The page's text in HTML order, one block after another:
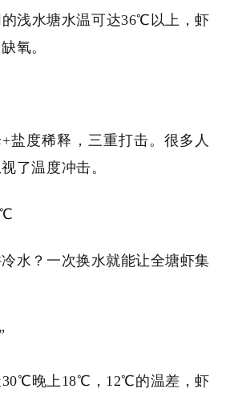
浅水塘水温可达36℃以上，虾
氧。
盐度稀释，三重打击。很多人
了温度冲击。
水？一次换水就能让全塘虾集
30℃晚上18℃，12℃的温差，虾